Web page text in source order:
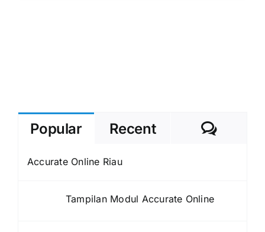
Popular Recent
Accurate Online Riau
Tampilan Modul Accurate Online